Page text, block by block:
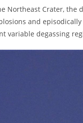
Northeast Crater,
and
variable degassing